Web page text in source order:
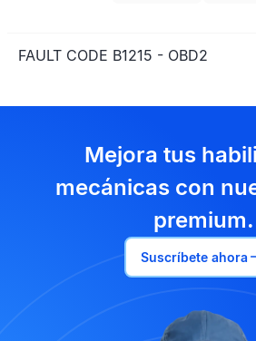
FAULT CODE B1215 - OBD2
Mejora tus
mecánicas con
premium.
Suscríbete ahora